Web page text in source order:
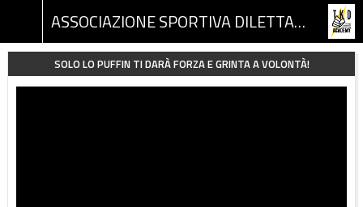
ASSOCIAZIONE SPORTIVA DILETTANTISTICA TKD ACADEMY
SOLO LO PUFFIN TI DARÀ FORZA E GRINTA A VOLONTÀ!